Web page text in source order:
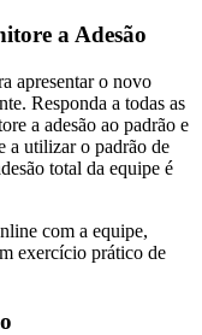
a Adesão
apresentar o novo
Responda a todas as
a adesão ao padrão e
a utilizar o padrão de
total da equipe é
com a equipe,
exercício prático de